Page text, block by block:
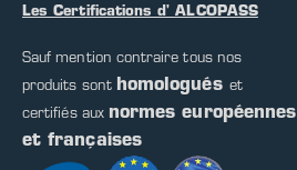
Les Certifications d' ALCOPASS
Sauf mention contraire tous nos
produits sont homologués et
certifiés aux normes européennes
et françaises